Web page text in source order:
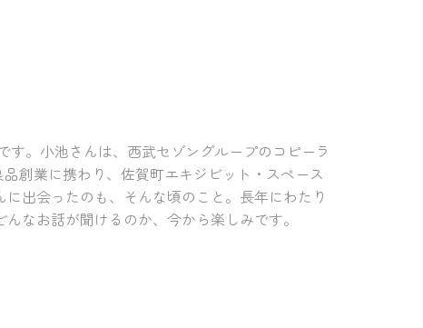
。小池さんは、西武セゾングループのコピーラ
創業に携わり、佐賀町エキジビット・スペース
出会ったのも、そんな頃のこと。長年にわたり
なお話が聞けるのか、今から楽しみです。